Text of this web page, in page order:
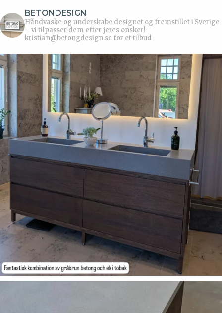
BETONDESIGN
Håndvaske og underskabe designet og fremstillet i Sverige
– vi tilpasser dem efter jeres ønsker!
kristian@betongdesign.se for et tilbud